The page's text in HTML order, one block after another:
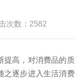
次数：2582
高，对消费品的质
之逐步进入生活消费